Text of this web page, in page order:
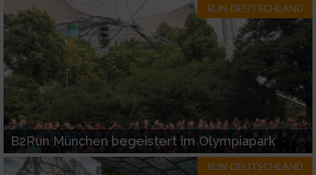
RUN-DEUTSCHLAND
B2Run München begeistert im Olympiapark
RUN-DEUTSCHLAND
Notwendig
Performance
Funktional
Werbung